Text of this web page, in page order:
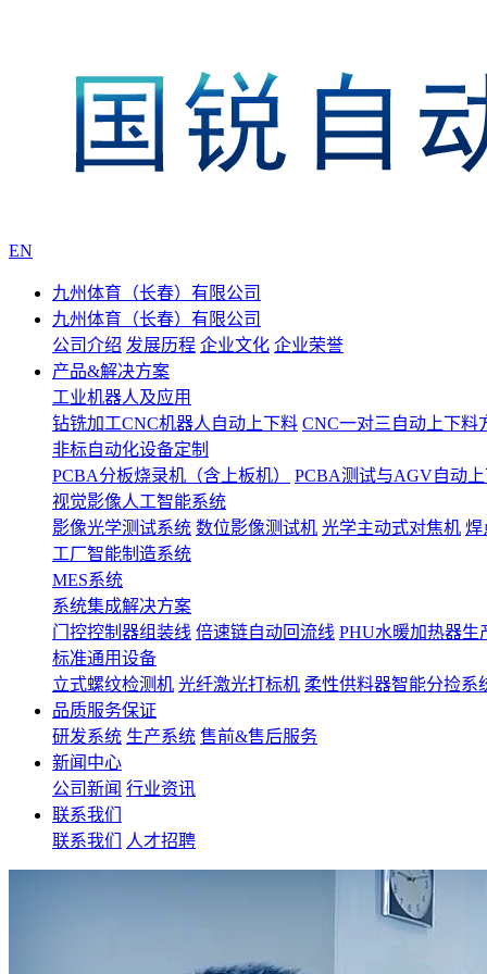
EN
九州体育（长春）有限公司
九州体育（长春）有限公司
公司介绍 发展历程 企业文化 企业荣誉
产品&解决方案
工业机器人及应用
钻铣加工CNC机器人自动上下料 CNC一对三自动上下料
非标自动化设备定制
PCBA分板烧录机（含上板机）
PCBA测试与AGV自动
视觉影像人工智能系统
影像光学测试系统 数位影像测试机 光学主动式对焦机 焊
工厂智能制造系统
MES系统
系统集成解决方案
门控控制器组装线 倍速链自动回流线 PHU水暖加热器生
标准通用设备
立式螺纹检测机 光纤激光打标机 柔性供料器智能分捡系
品质服务保证
研发系统 生产系统 售前&售后服务
新闻中心
公司新闻 行业资讯
联系我们
联系我们
人才招聘